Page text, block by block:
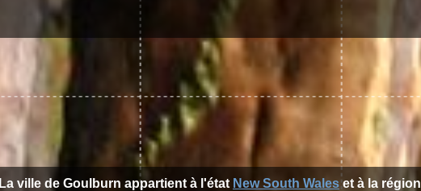
La ville de Goulburn appartient à l'état New South Waleset à la région